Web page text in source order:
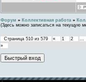
Форум » Коллективная работа »
(Здесь можно записаться на текущую
Страница 510 из 579 « 1 2
…
»